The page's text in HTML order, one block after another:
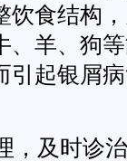
饮食结构
、羊、狗
引起银屑
，及时诊